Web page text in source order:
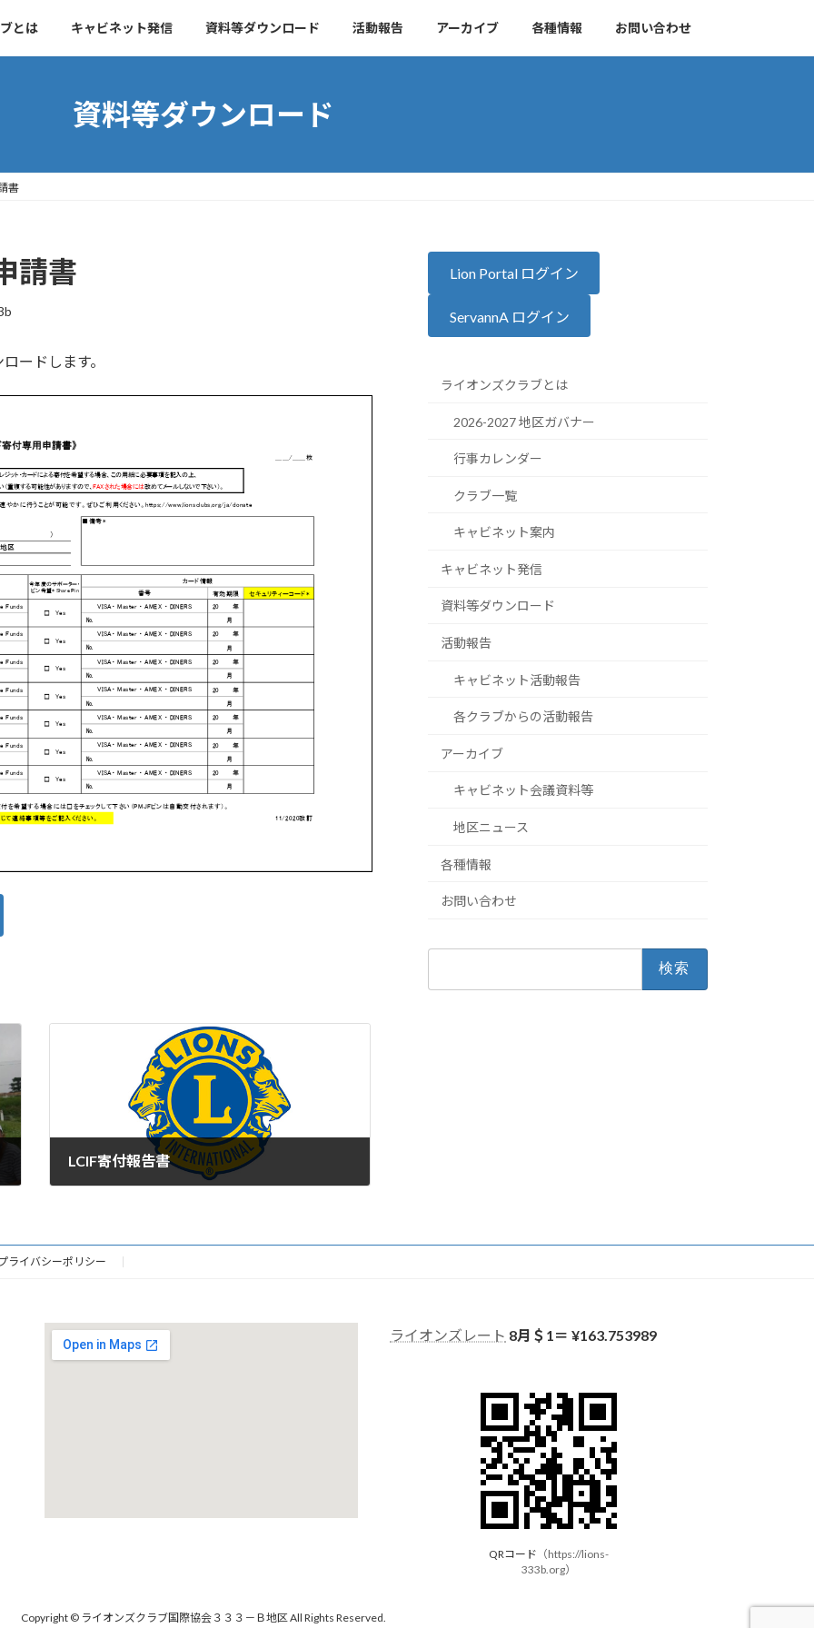
とは キャビネット発信 資料等ダウンロード 活動報告 アーカイブ 各種情報 お問い合わせ
資料等ダウンロード
書
請書
ードします。
LCIF寄付報告書
Lion Portal ログイン
ServannA ログイン
ライオンズクラブとは
2026-2027 地区ガバナー
行事カレンダー
クラブ一覧
キャビネット案内
キャビネット発信
資料等ダウンロード
活動報告
キャビネット活動報告
各クラブからの活動報告
アーカイブ
キャビネット会議資料等
地区ニュース
各種情報
お問い合わせ
ライバシーポリシー
ライオンズレート 8月＄1＝ ¥163.753989
QRコード （https://lions-
333b.org）
Copyright © ライオンズクラブ国際協会３３３－Ｂ地区 All Rights Reserved.